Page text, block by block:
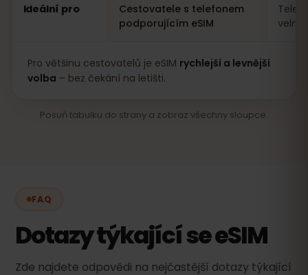
Ideální pro
Cestovatele s telefonem
podporujícím eSIM
velmi
Pro většinu cestovatelů je eSIM rychlejší a levnější
volba – bez čekání na letišti.
Posuň tabulku do strany a zobraz všechny sloupce.
FAQ
Dotazy týkající se eSIM
Zde najdete odpovědi na nejčastější dotazy týkající